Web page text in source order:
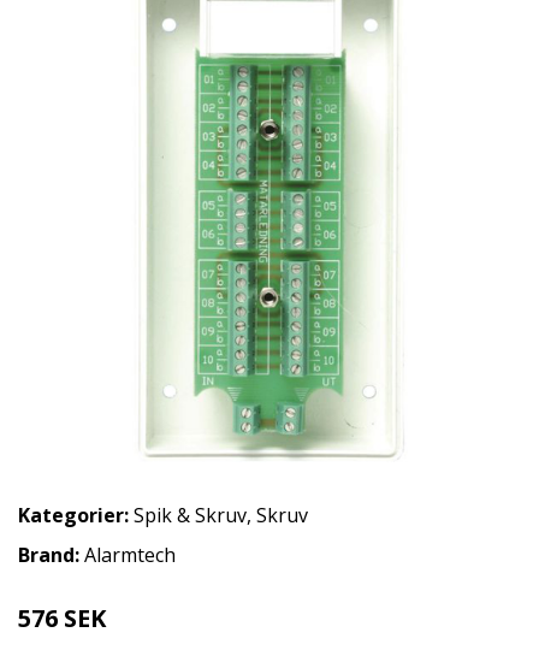
Kategorier:Spik & Skruv, Skruv
Brand:Alarmtech
576 SEK